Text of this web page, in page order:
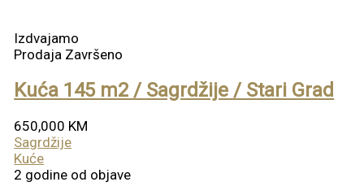
Izdvajamo
Prodaja Završeno
Kuća 145 m2 / Sagrdžije / Stari Grad
650,000 KM
Sagrdžije
Kuće
2 godine od objave